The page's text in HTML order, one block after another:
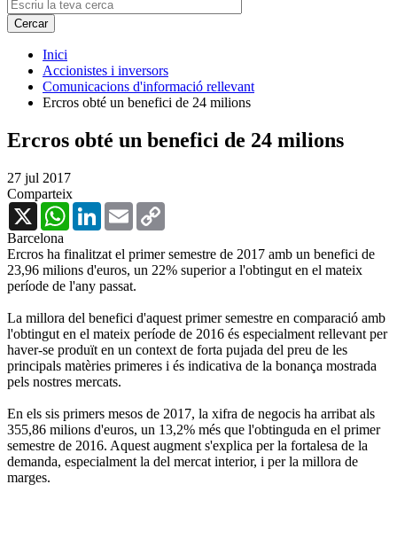
Inici
Accionistes i inversors
Comunicacions d'informació rellevant
Ercros obté un benefici de 24 milions
Ercros obté un benefici de 24 milions
27 jul 2017
Comparteix
X
WhatsAppLinkedInEmail
Barcelona
Ercros ha finalitzat el primer semestre de 2017 amb un benefici de
23,96 milions d'euros, un 22% superior a l'obtingut en el mateix
període de l'any passat.
La millora del benefici d'aquest primer semestre en comparació amb
l'obtingut en el mateix període de 2016 és especialment rellevant per
haver-se produït en un context de forta pujada del preu de les
principals matèries primeres i és indicativa de la bonança mostrada
pels nostres mercats.
En els sis primers mesos de 2017, la xifra de negocis ha arribat als
355,86 milions d'euros, un 13,2% més que l'obtinguda en el primer
semestre de 2016. Aquest augment s'explica per la fortalesa de la
demanda, especialment la del mercat interior, i per la millora de
marges.